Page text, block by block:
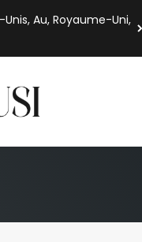
Au, Royaume-Uni,